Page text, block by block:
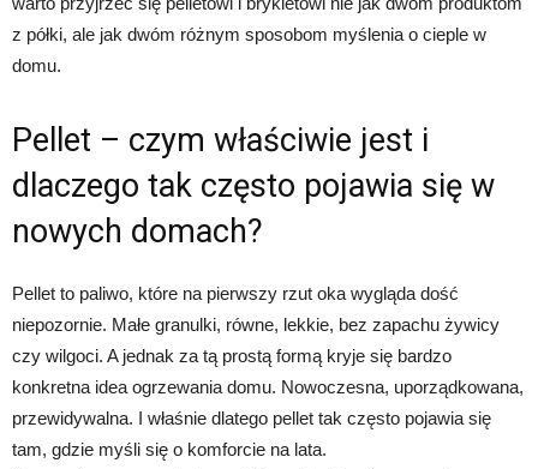
z półki, ale jak dwóm różnym sposobom myślenia o cieple w
domu.
Pellet – czym właściwie jest i
dlaczego tak często pojawia się w
nowych domach?
Pellet to paliwo, które na pierwszy rzut oka wygląda dość
niepozornie. Małe granulki, równe, lekkie, bez zapachu żywicy
czy wilgoci. A jednak za tą prostą formą kryje się bardzo
konkretna idea ogrzewania domu. Nowoczesna, uporządkowana,
przewidywalna. I właśnie dlatego pellet tak często pojawia się
tam, gdzie myśli się o komforcie na lata.